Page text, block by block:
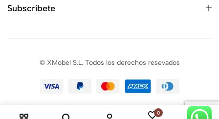
Subscríbete
© XMobel S.L. Todos los derechos resevados
0 0